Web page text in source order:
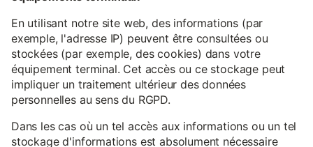
En utilisant notre site web, des informations (par
exemple, l'adresse IP) peuvent être consultées ou
stockées (par exemple, des cookies) dans votre
équipement terminal. Cet accès ou ce stockage peut
impliquer un traitement ultérieur des données
personnelles au sens du RGPD.
Dans les cas où un tel accès aux informations ou un tel
stockage d'informations est absolument nécessaire